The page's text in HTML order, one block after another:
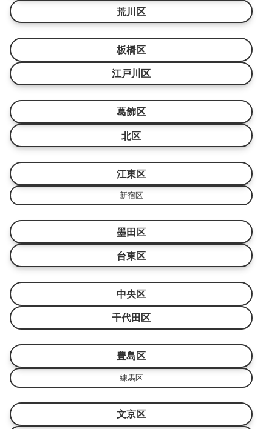
荒川区
板橋区
江戸川区
葛飾区
北区
江東区
新宿区
墨田区
台東区
中央区
千代田区
豊島区
練馬区
文京区